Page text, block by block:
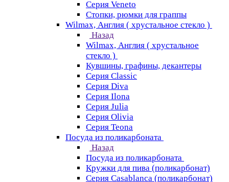
Серия Veneto
Стопки, рюмки для граппы
Wilmax, Англия ( хрустальное стекло )
Назад
Wilmax, Англия ( хрустальное
стекло )
Кувшины, графины, декантеры
Серия Classic
Серия Diva
Серия Ilona
Серия Julia
Серия Olivia
Серия Teona
Посуда из поликарбоната
Назад
Посуда из поликарбоната
Кружки для пива (поликарбонат)
Серия Casablanсa (поликарбонат)